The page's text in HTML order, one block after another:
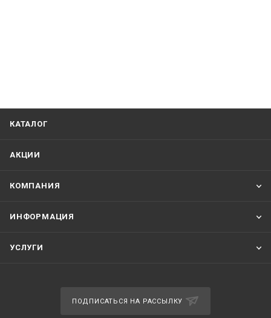
КАТАЛОГ
АКЦИИ
КОМПАНИЯ
ИНФОРМАЦИЯ
УСЛУГИ
ПОДПИСАТЬСЯ НА РАССЫЛКУ